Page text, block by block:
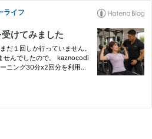
ライフ
けてみました
だ１回しか行っていません。
せんでしたので。 kaznocodi
ニング30分x2回分を利用し